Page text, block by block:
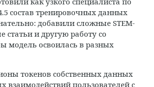
состав тренировочных данных
добавили сложные STEM-
статьи и другую работу со
модель освоилась в разных
токенов собственных данных
взаимодействий пользователей с